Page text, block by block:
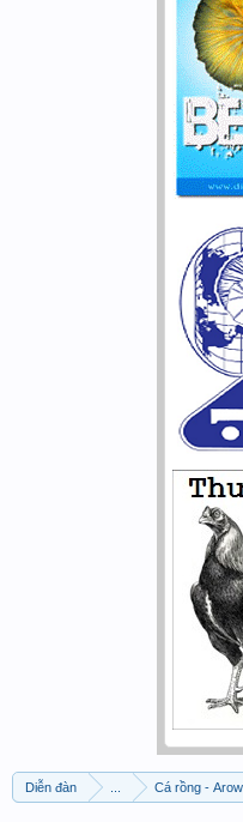
Diễn đàn ... Cá rồng -